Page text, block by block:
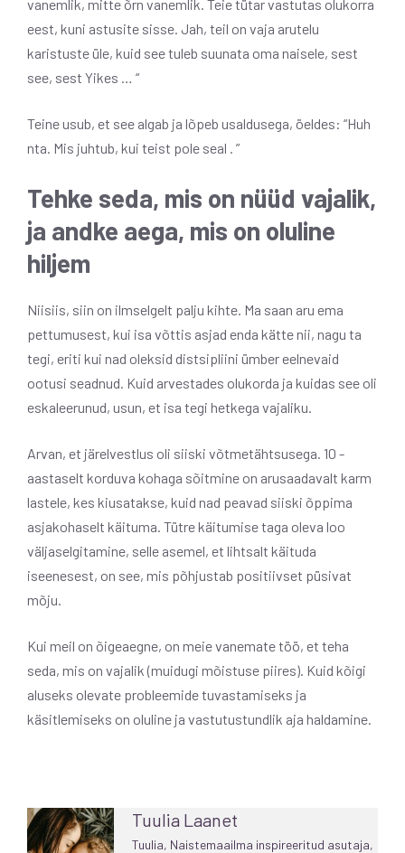
vanemlik, mitte õrn vanemlik. Teie tütar vastutas olukorra
eest, kuni astusite sisse. Jah, teil on vaja arutelu
karistuste üle, kuid see tuleb suunata oma naisele, sest
see, sest Yikes … “
Teine usub, et see algab ja lõpeb usaldusega, öeldes: “Huh
nta. Mis juhtub, kui teist pole seal . ”
Tehke seda, mis on nüüd vajalik,
ja andke aega, mis on oluline
hiljem
Niisiis, siin on ilmselgelt palju kihte. Ma saan aru ema
pettumusest, kui isa võttis asjad enda kätte nii, nagu ta
tegi, eriti kui nad oleksid distsipliini ümber eelnevaid
ootusi seadnud. Kuid arvestades olukorda ja kuidas see oli
eskaleerunud, usun, et isa tegi hetkega vajaliku.
Arvan, et järelvestlus oli siiski võtmetähtsusega. 10 -
aastaselt korduva kohaga sõitmine on arusaadavalt karm
lastele, kes kiusatakse, kuid nad peavad siiski õppima
asjakohaselt käituma. Tütre käitumise taga oleva loo
väljaselgitamine, selle asemel, et lihtsalt käituda
iseenesest, on see, mis põhjustab positiivset püsivat
mõju.
Kui meil on õigeaegne, on meie vanemate töö, et teha
seda, mis on vajalik (muidugi mõistuse piires). Kuid kõigi
aluseks olevate probleemide tuvastamiseks ja
käsitlemiseks on oluline ja vastutustundlik aja haldamine.
Tuulia Laanet
Tuulia, Naistemaailma inspireeritud asutaja,